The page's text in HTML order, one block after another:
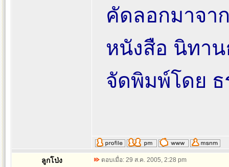
คัดลอกมาจา
หนังสือ นิทา
จัดพิมพ์โดย ธ
ลูกโป่ง ตอบเมื่อ: 29 ส.ค. 2005, 2:28 pm